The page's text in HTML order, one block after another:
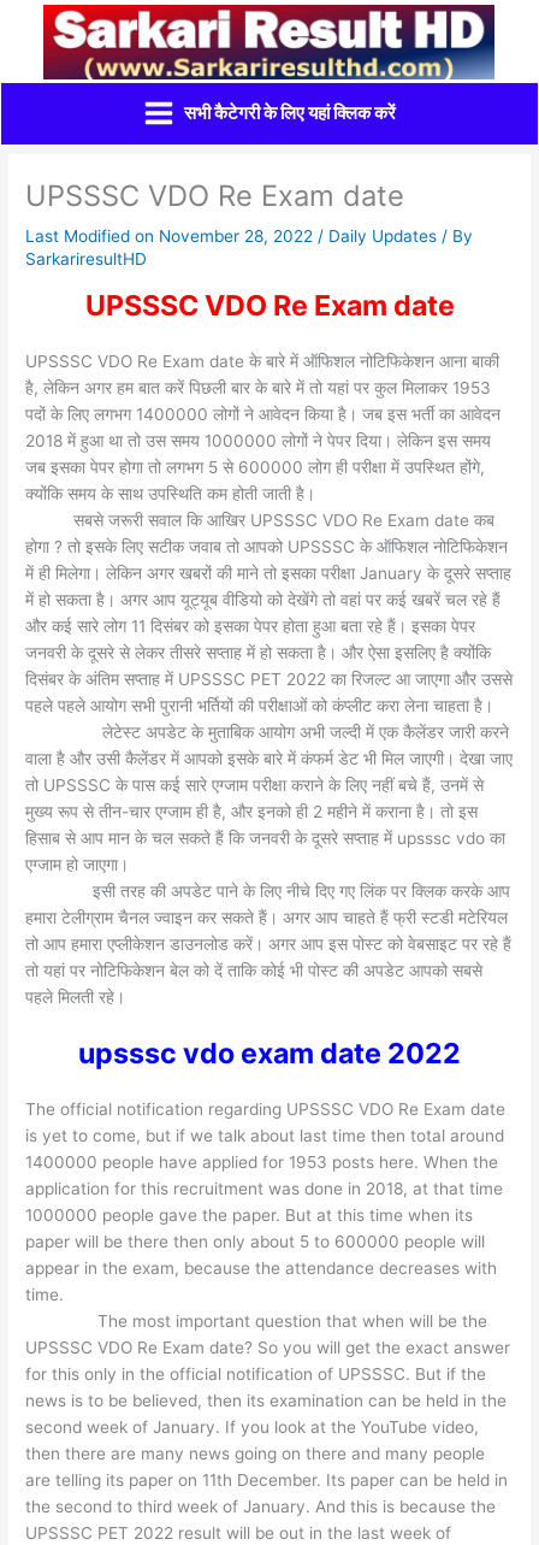
content
सभी कैटेगरी के लिए यहां क्लिक करें
UPSSSC VDO Re Exam date
Last Modified on November 28, 2022 / Daily Updates / By
SarkariresultHD
UPSSSC VDO Re Exam date
UPSSSC VDO Re Exam date के बारे में ऑफिशल नोटिफिकेशन आना बाकी
है, लेकिन अगर हम बात करें पिछली बार के बारे में तो यहां पर कुल मिलाकर 1953
पदों के लिए लगभग 1400000 लोगों ने आवेदन किया है। जब इस भर्ती का आवेदन
2018 में हुआ था तो उस समय 1000000 लोगों ने पेपर दिया। लेकिन इस समय
जब इसका पेपर होगा तो लगभग 5 से 600000 लोग ही परीक्षा में उपस्थित होंगे,
क्योंकि समय के साथ उपस्थिति कम होती जाती है।
सबसे जरूरी सवाल कि आखिर UPSSSC VDO Re Exam date कब
होगा ? तो इसके लिए सटीक जवाब तो आपको UPSSSC के ऑफिशल नोटिफिकेशन
में ही मिलेगा। लेकिन अगर खबरों की माने तो इसका परीक्षा January के दूसरे सप्ताह
में हो सकता है। अगर आप यूट्यूब वीडियो को देखेंगे तो वहां पर कई खबरें चल रहे हैं
और कई सारे लोग 11 दिसंबर को इसका पेपर होता हुआ बता रहे हैं। इसका पेपर
जनवरी के दूसरे से लेकर तीसरे सप्ताह में हो सकता है। और ऐसा इसलिए है क्योंकि
दिसंबर के अंतिम सप्ताह में UPSSSC PET 2022 का रिजल्ट आ जाएगा और उससे
पहले पहले आयोग सभी पुरानी भर्तियों की परीक्षाओं को कंप्लीट करा लेना चाहता है।
लेटेस्ट अपडेट के मुताबिक आयोग अभी जल्दी में एक कैलेंडर जारी करने
वाला है और उसी कैलेंडर में आपको इसके बारे में कंफर्म डेट भी मिल जाएगी। देखा जाए
तो UPSSSC के पास कई सारे एग्जाम परीक्षा कराने के लिए नहीं बचे हैं, उनमें से
मुख्य रूप से तीन-चार एग्जाम ही है, और इनको ही 2 महीने में कराना है। तो इस
हिसाब से आप मान के चल सकते हैं कि जनवरी के दूसरे सप्ताह में upsssc vdo का
एग्जाम हो जाएगा।
इसी तरह की अपडेट पाने के लिए नीचे दिए गए लिंक पर क्लिक करके आप
हमारा टेलीग्राम चैनल ज्वाइन कर सकते हैं। अगर आप चाहते हैं फ्री स्टडी मटेरियल
तो आप हमारा एप्लीकेशन डाउनलोड करें। अगर आप इस पोस्ट को वेबसाइट पर रहे हैं
तो यहां पर नोटिफिकेशन बेल को दें ताकि कोई भी पोस्ट की अपडेट आपको सबसे
पहले मिलती रहे।
upsssc vdo exam date 2022
The official notification regarding UPSSSC VDO Re Exam date
is yet to come, but if we talk about last time then total around
1400000 people have applied for 1953 posts here. When the
application for this recruitment was done in 2018, at that time
1000000 people gave the paper. But at this time when its
paper will be there then only about 5 to 600000 people will
appear in the exam, because the attendance decreases with
time.
The most important question that when will be the
UPSSSC VDO Re Exam date? So you will get the exact answer
for this only in the official notification of UPSSSC. But if the
news is to be believed, then its examination can be held in the
second week of January. If you look at the YouTube video,
then there are many news going on there and many people
are telling its paper on 11th December. Its paper can be held in
the second to third week of January. And this is because the
UPSSSC PET 2022 result will be out in the last week of